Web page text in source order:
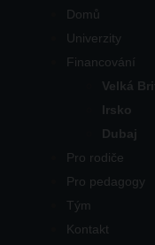
Domů
Univerzity
Financování
Velká
Irsko
Dubaj
Pro rodiče
Pro pedagogy
Tým
Kontakt